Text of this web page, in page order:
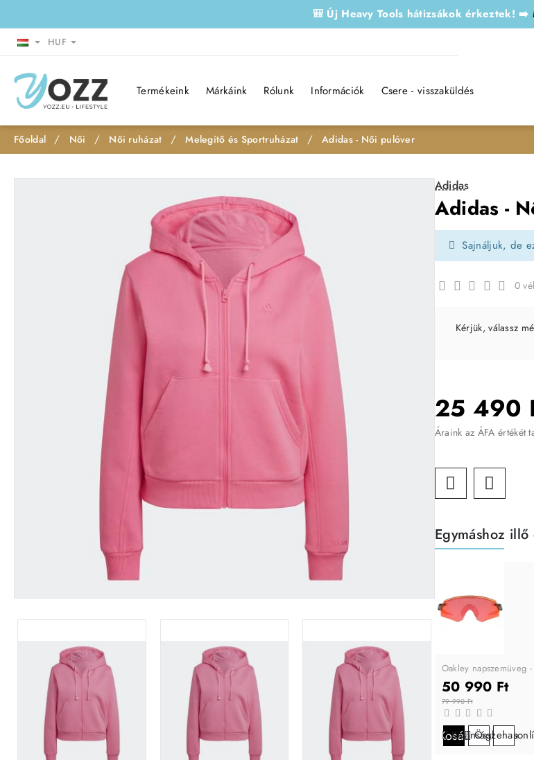
🎒 Új Heavy Tools hátizsákok érkeztek! ➡️
HUF
Termékeink Márkáink Rólunk Információk Csere - visszaküldés
h
Női Női ruházat Melegítő és Sportruházat Adidas - Női pulóver
Adidas
Adidas -
Sajnáljuk, de
0
25 490
Áraink az ÁFA értékét
Kérjük, válassz
Egymáshoz
Oakley napszemüveg
50 990 Ft
79 990 Ft
Kosárba
Kívánságlistára